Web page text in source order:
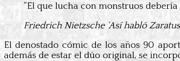
“El que lucha con monstruos
Friedrich Nietzsche ‘Así habló
El denostado cómic de los años 90
además de estar el dúo original, se